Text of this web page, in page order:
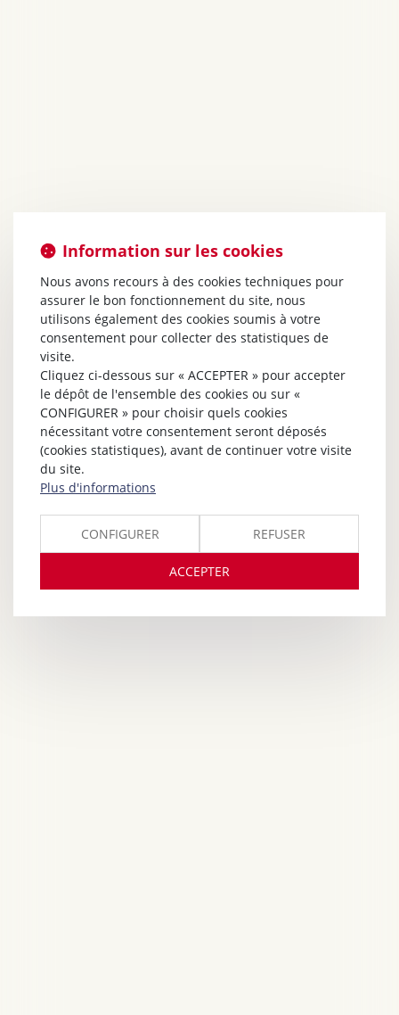
Information sur les cookies
Nous avons recours à des cookies techniques pour
assurer le bon fonctionnement du site, nous
utilisons également des cookies soumis à votre
consentement pour collecter des statistiques de
visite.
Cliquez ci-dessous sur « ACCEPTER » pour accepter
le dépôt de l'ensemble des cookies ou sur «
CONFIGURER » pour choisir quels cookies
nécessitant votre consentement seront déposés
(cookies statistiques), avant de continuer votre visite
du site.
Plus d'informations
CONFIGURER REFUSER
ACCEPTER